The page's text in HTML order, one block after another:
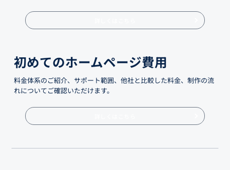
初めてのホームページ費用
料金体系のご紹介、サポート範囲、他社と比較した料金、制作の流
れについてご確認いただけます。